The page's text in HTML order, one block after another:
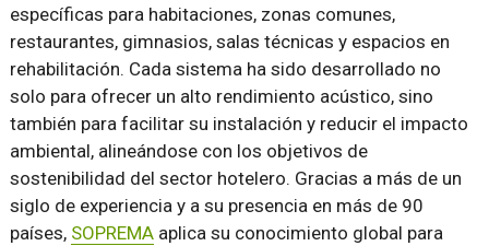
específicas para habitaciones, zonas comunes,
restaurantes, gimnasios, salas técnicas y espacios en
rehabilitación. Cada sistema ha sido desarrollado no
solo para ofrecer un alto rendimiento acústico, sino
también para facilitar su instalación y reducir el impacto
ambiental, alineándose con los objetivos de
sostenibilidad del sector hotelero. Gracias a más de un
siglo de experiencia y a su presencia en más de 90
países, SOPREMAaplica su conocimiento global para